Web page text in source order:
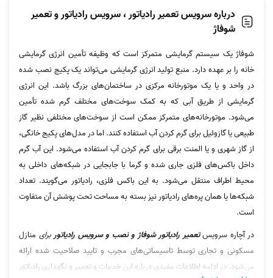
درباره سرویس تعمیر رادیاتور ، سرویس رادیاتور و تعمیر
شوفاژ
شوفاژ یک سیستم گرمایشی متمرکز است که وظیفه تأمین انرژی گرمایشی
خانه را بر عهده دارد. منبع تولید انرژی گرمایشی می‌تواند یک پکیج نصب شده
در واحد و یا یک موتورخانه مرکزی در ساختمان‌های بزرگ باشد. این انرژی
گرمایشی از طریق آبی که به کمک سوخت‌های مختلف گرم شده تأمین
می‌شود. موتورخانه‌های متمرکز ممکن است از سوخت‌های مختلفی نظیر گاز
طبیعی یا گازوئیل برای گرم کردن آب استفاده کنند. اما در مدل‌های پکیج خانگی،
از گاز شهری و یا المنت برقی برای گرم کردن آب استفاده می‌شود. این آب گرم
داخل باکس‌های فلزی جاری شده و گرما با جابجایی در شبکه‌های داخلی به
محیط اطراف منتقل می‌شود. به این باکس فلزی، رادیاتور می‌گویند. تعداد
شبکه‌ها یا همان پره‌های رادیاتور نیز بسته به مساحت تحت پوشش آن متفاوت
است.
در آچاره سرویستعمیر رادیاتور شوفاژ و نصب و سرویس رادیاتوربرای منازل
مسکونی و تجاری توسط تاسیساتی‌های مجرب و تایید صلاحیت شده ارائه
می‌شود. در ادامه اطلاعات مفیدی درباره این خدمات و تعمیر و نگهداری رادیاتور